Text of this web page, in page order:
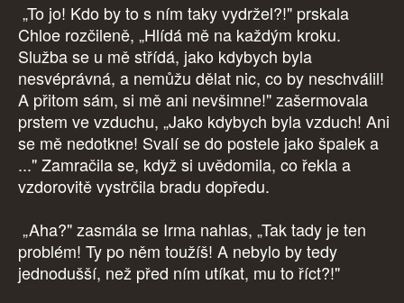
„To jo! Kdo by to s ním taky vydržel?!" prskala
Chloe rozčileně, „Hlídá mě na každým kroku.
Služba se u mě střídá, jako kdybych byla
nesvéprávná, a nemůžu dělat nic, co by neschválil!
A přitom sám, si mě ani nevšimne!" zašermovala
prstem ve vzduchu, „Jako kdybych byla vzduch! Ani
se mě nedotkne! Svalí se do postele jako špalek a
..." Zamračila se, když si uvědomila, co řekla a
vzdorovitě vystrčila bradu dopředu.
„Aha?" zasmála se Irma nahlas, „Tak tady je ten
problém! Ty po něm toužíš! A nebylo by tedy
jednodušší, než před ním utíkat, mu to říct?!"